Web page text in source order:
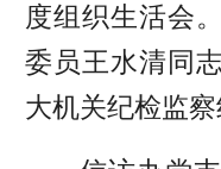
度组织生活会
委员王水清同
大机关纪检监察